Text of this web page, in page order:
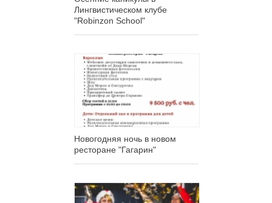
Лингвистическом клубе
"Robinzon School"
Новогодняя ночь в новом
ресторане "Гагарин"